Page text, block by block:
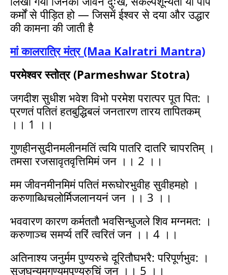
कर्मों से पीड़ित हो — जिसमें ईश्वर से दया और उद्धार
की कामना की जाती है
मां कालरात्रि मंत्र (Maa Kalratri Mantra)
परमेश्वर स्तोत्र (Parmeshwar Stotra)
जगदीश सुधीश भवेश विभो परमेश परात्पर पूत पित: ।
प्रणतं पतितं हतबुद्धिबलं जनतारण तारय तापितकम्
।। 1 ।।
गुणहीनसुदीनमलीनमतिं त्वयि पातरि दातरि चापरतिम् ।
तमसा रजसावृतवृत्तिमिमं जन ।। 2 ।।
मम जीवनमीनमिमं पतितं मरूघोरभुवीह सुवीहमहो ।
करुणाब्धिचलोर्मिजलानयनं जन ।। 3 ।।
भववारण कारण कर्मततौ भवसिन्धुजले शिव मग्नमत: ।
करुणाञ्च समर्प्य तरिं त्वरितं जन ।। 4 ।।
अतिनाश्य जनुर्मम पुण्यरुचे दूरितौघभरै: परिपूर्णभुव: ।
सुजघन्यमगण्यमपुण्यरुचिं जन ।। 5 ।।